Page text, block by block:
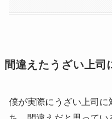
間違えたうざい上司
僕が実際にうざい上司に